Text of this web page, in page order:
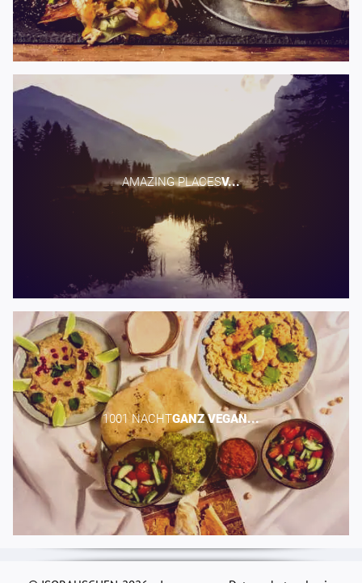
AMAZING PLACES​V...
1001 NACHT​GANZ VEGAN...